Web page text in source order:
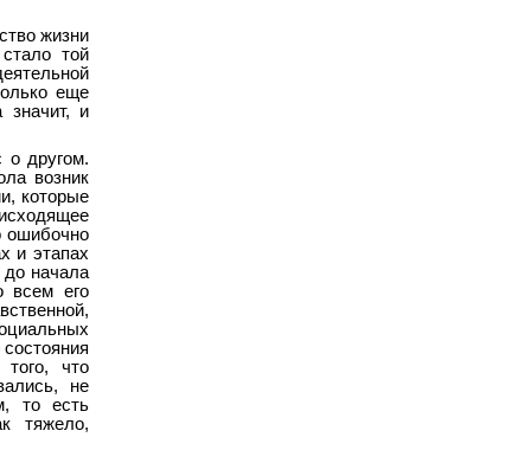
жизни
той
еще
значит, и
о другом.
возник
которые
ошибочно
и этапах
начала
всем его
что
не
то есть
тяжело,